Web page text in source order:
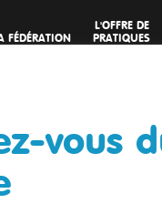
FÉDÉRATION
L'OFFRE DE
PRATIQUES
vous